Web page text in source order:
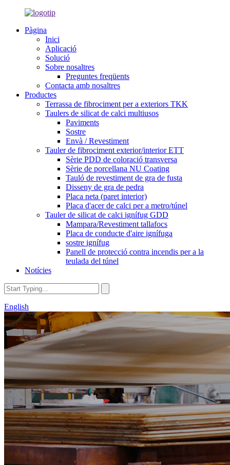
Pàgina
Inici
Aplicació
Solució
Sobre nosaltres
Preguntes freqüents
Contacta amb nosaltres
Productes
Terrassa de fibrociment per a exteriors TKK
Taulers de silicat de calci multiusos
Paviments
Sostre
Envà / Revestiment
Tauler de fibrociment exterior/interior ETT
Sèrie PDD de coloració transversa
Sèrie de porcellana NU Coating
Tauló de revestiment de gra de fusta
Disseny de gra de pedra
Placa neta (paret interior)
Placa d'acer de calci per a metro/túnel
Tauler de silicat de calci ignífug GDD
Mampara/Revestiment tallafocs
Placa de conducte d'aire ignífuga
sostre ignífug
Panell de protecció contra incendis per a la
teulada del túnel
Notícies
English